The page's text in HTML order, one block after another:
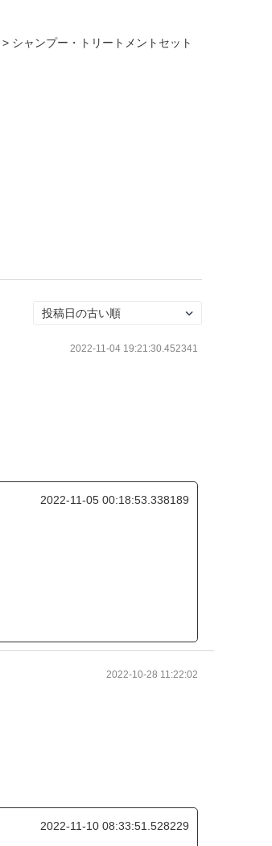
> シャンプー・トリートメントセット
2022-11-04 19:21:30.452341
2022-11-05 00:18:53.338189
2022-10-28 11:22:02
2022-11-10 08:33:51.528229